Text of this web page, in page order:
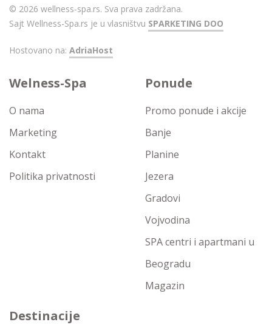
© 2026 wellness-spa.rs. Sva prava zadržana.
Sajt Wellness-Spa.rs je u vlasništvu SPARKETING DOO
Hostovano na: AdriaHost
Welness-Spa
O nama
Marketing
Kontakt
Politika privatnosti
Ponude
Promo ponude i akcije
Banje
Planine
Jezera
Gradovi
Vojvodina
SPA centri i apartmani u
Beogradu
Magazin
Destinacije